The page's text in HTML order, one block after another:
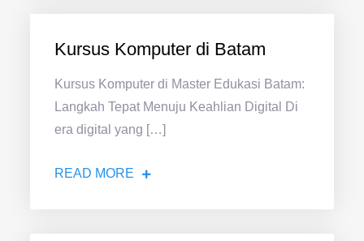
Kursus Komputer di Batam
Kursus Komputer di Master Edukasi Batam:
Langkah Tepat Menuju Keahlian Digital Di
era digital yang […]
READ MORE